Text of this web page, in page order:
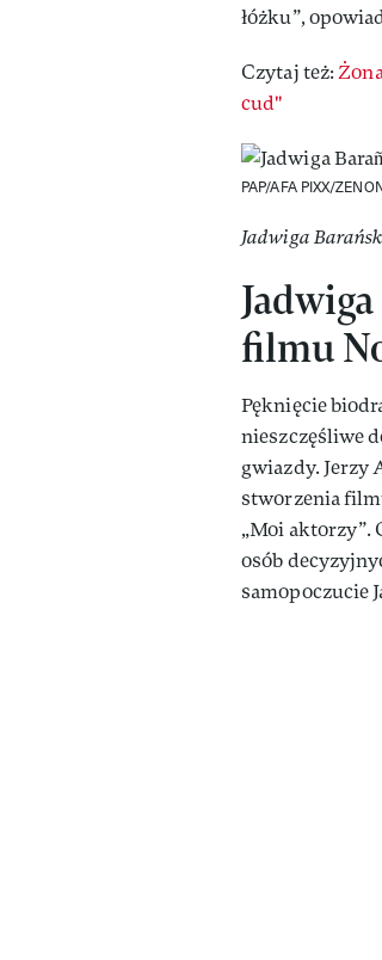
łóżku”,
Czytaj też:
cud"
PAP/AFA PIXX/
Jadwiga
filmu
Pęknięcie
nieszczęśliwe
gwiazdy. Jerzy
stworzenia
„Moi aktorzy”.
osób
samopoczucie